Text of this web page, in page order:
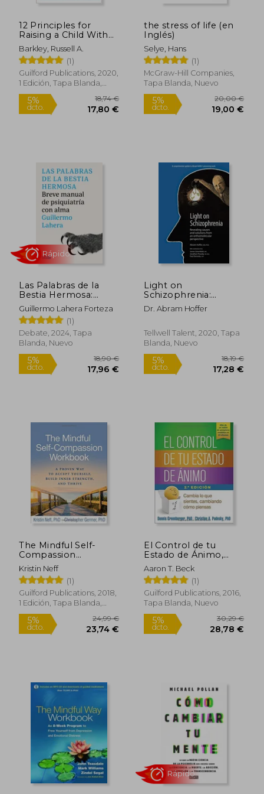
5% 5%
5%
dcto.
Rápido
5%
dcto.
12 Principles for
Raising a Child With
Adhd (en Inglés)
Barkley, Russell A.
(1)
Guilford Publications, 2020,
1 Edición, Tapa Blanda,
Nuevo
5%
dcto. 17,80 €
the stress of life (en
Inglés)
Selye, Hans
(1)
McGraw-Hill Companies,
Tapa Blanda, Nuevo
5%
dcto.
Las Palabras de la
Bestia Hermosa:
Breve Manual de
Psiquiatría con Alma
Guillermo Lahera Forteza
(1)
Debate, 2024, Tapa
Blanda, Nuevo
Rápido
Light on
Schizophrenia:
Revealing Causes and
Solutions From an
Perspective (en
Inglés)
Dr. Abram Hoffer
Tellwell Talent, 2020, Tapa
Blanda, Nuevo
The Mindful Self-
Compassion
Workbook: A Proven
way to Accept
Yourself, Build Inner
Strength, and Thrive
(en Inglés)
Kristin Neff
(1)
Guilford Publications, 2018,
1 Edición, Tapa Blanda,
Nuevo
El Control de tu
Estado de Ánimo,
Segunda Edición:
Cambia lo que
Sientes, Cambiando
Cómo Piensas
Aaron T. Beck
(1)
Guilford Publications, 2016,
Tapa Blanda, Nuevo